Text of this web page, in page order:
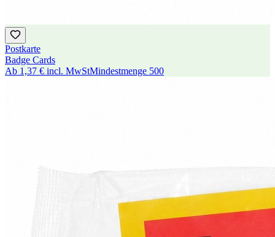
Postkarte
Badge Cards
Ab 1,37 € incl. MwStMindestmenge 500